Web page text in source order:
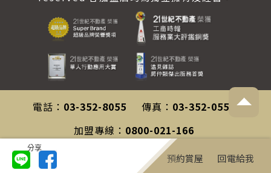
分享
預約賞屋 回電給我
電話： 03-352-8055 傳真： 03-352-0558
加盟專線： 0800-021-166
0800-212-196